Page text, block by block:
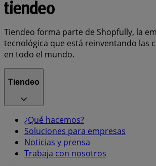
Tiendeo forma parte de Shopfully, la
tecnológica que está reinventando las
en todo el mundo.
Tiendeo
¿Qué hacemos?
Soluciones para empresas
Noticias y prensa
Trabaja con nosotros